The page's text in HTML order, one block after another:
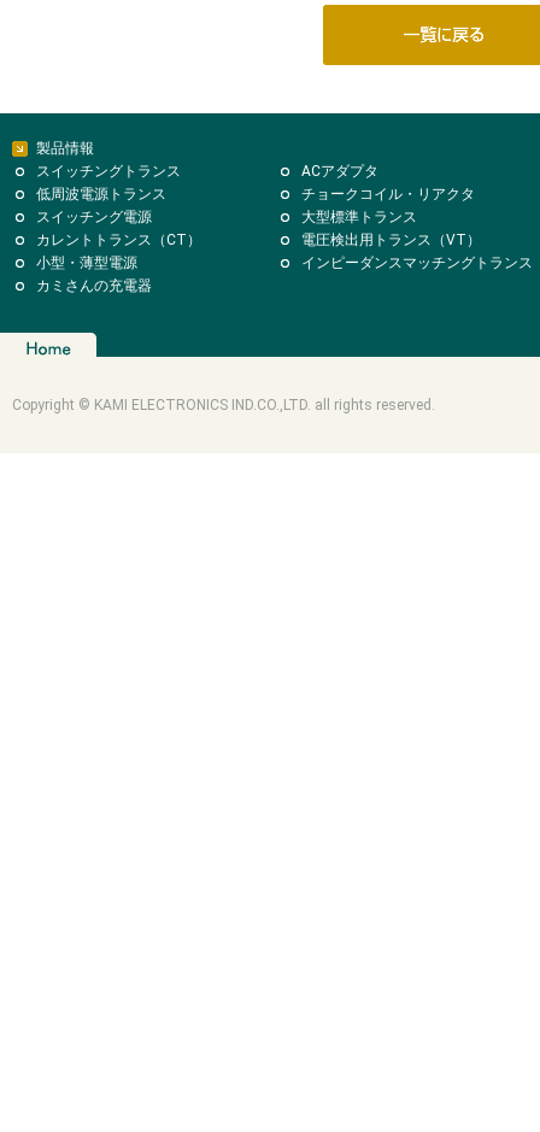
製品情報
スイッチングトランス
ACアダプタ
低周波電源トランス
チョークコイル・リアクタ
スイッチング電源
大型標準トランス
カレントトランス（CT）
電圧検出用トランス（VT）
小型・薄型電源
インピーダンスマッチングトランス
カミさんの充電器
Copyright © KAMI ELECTRONICS IND.CO.,LTD. all rights reserved.